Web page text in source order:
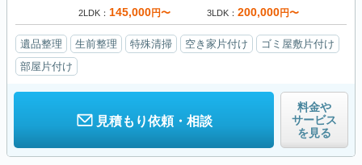
2LDK 145,000円〜 3LDK 200,000円〜
遺品整理 生前整理 特殊清掃 空き家片付け
ゴミ屋敷片付け
部屋片付け
見積もり依頼・相談
料金や
サービス
を見る